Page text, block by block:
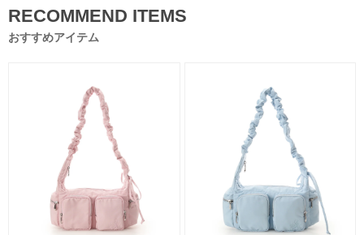
RECOMMEND ITEMS
おすすめアイテム